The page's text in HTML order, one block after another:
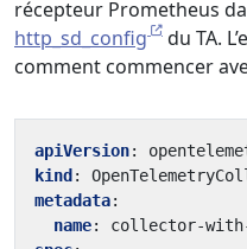
récepteur Prometheus
http_sd_config
du TA.
comment commencer
apiVersion:
kind :
metadata:
name:
collector-